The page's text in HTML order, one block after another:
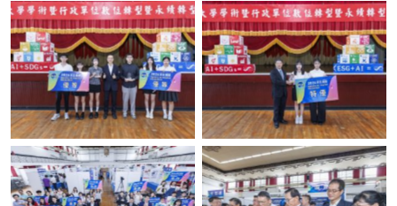
No Caption No Caption
No Caption